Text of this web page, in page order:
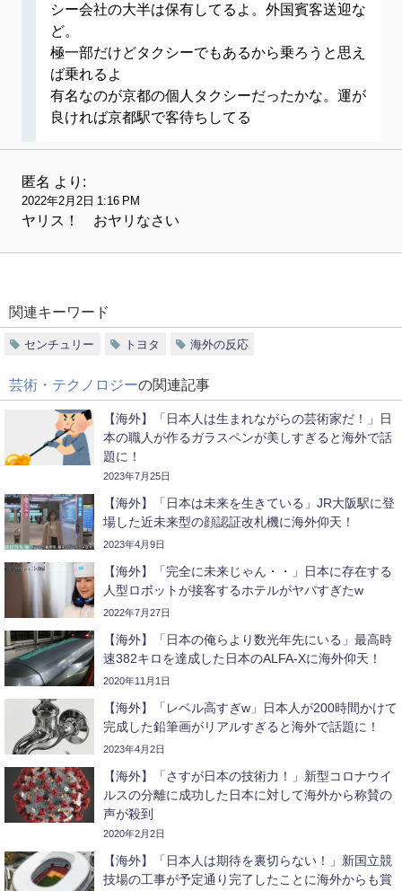
シー会社の大半は保有してるよ。外国賓客送迎な
ど。
極一部だけどタクシーでもあるから乗ろうと思え
ば乗れるよ
有名なのが京都の個人タクシーだったかな。運が
良ければ京都駅で客待ちしてる
匿名 より:
2022年2月2日 1:16 PM
ヤリス！ おヤリなさい
関連キーワード
センチュリー トヨタ 海外の反応
芸術・テクノロジーの関連記事
【海外】「日本人は生まれながらの芸術家だ！」日
本の職人が作るガラスペンが美しすぎると海外で話
題に！
2023年7月25日
【海外】「日本は未来を生きている」JR大阪駅に登
場した近未来型の顔認証改札機に海外仰天！
2023年4月9日
【海外】「完全に未来じゃん・・」日本に存在する
人型ロボットが接客するホテルがヤバすぎたw
2022年7月27日
【海外】「日本の俺らより数光年先にいる」最高時
速382キロを達成した日本のALFA-Xに海外仰天！
2020年11月1日
【海外】「レベル高すぎw」日本人が200時間かけて
完成した鉛筆画がリアルすぎると海外で話題に！
2023年4月2日
【海外】「さすが日本の技術力！」新型コロナウイ
ルスの分離に成功した日本に対して海外から称賛の
声が殺到
2020年2月2日
【海外】「日本人は期待を裏切らない！」新国立競
技場の工事が予定通り完了したことに海外からも賞